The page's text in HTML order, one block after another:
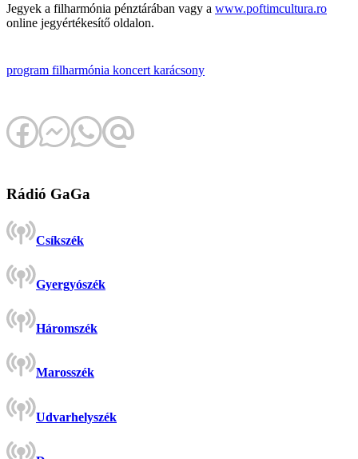
Jegyek a filharmónia pénztárában vagy a www.poftimcultura.ro
online jegyértékesítő oldalon.
program filharmónia koncert karácsony
Rádió GaGa
Csíkszék
Gyergyószék
Háromszék
Marosszék
Udvarhelyszék